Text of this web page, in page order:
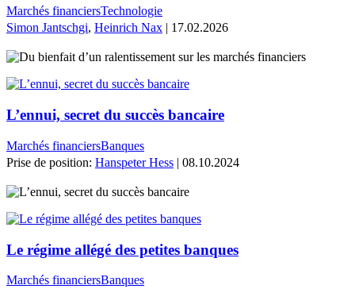
Marchés financiersTechnologie
Simon Jantschgi, Heinrich Nax | 17.02.2026
L’ennui, secret du succès bancaire
Marchés financiersBanques
Prise de position: Hanspeter Hess | 08.10.2024
Le régime allégé des petites banques
Marchés financiersBanques